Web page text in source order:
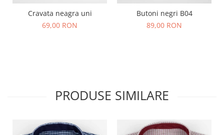
Cravata neagra uni
69,00 RON
Butoni negri B04
89,00 RON
PRODUSE SIMILARE